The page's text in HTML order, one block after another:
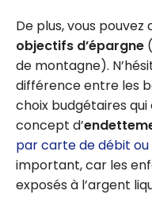
établir un
budget
pour vos
activités
personnell
es
De plus, vous
objectifs d’épargne
de montagne).
différence entre les
choix budgétaires qui
concept d’
par carte de débit
important, car les
exposés à l’argent